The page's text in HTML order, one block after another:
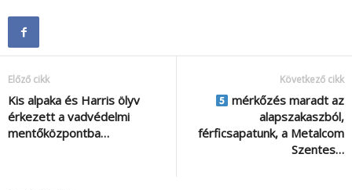
Előző cikk
Kis alpaka és Harris ölyv
érkezett a vadvédelmi
mentőközpontba…
Következő cikk
mérkőzés maradt az
alapszakaszból,
férficsapatunk, a Metalcom
Szentes…